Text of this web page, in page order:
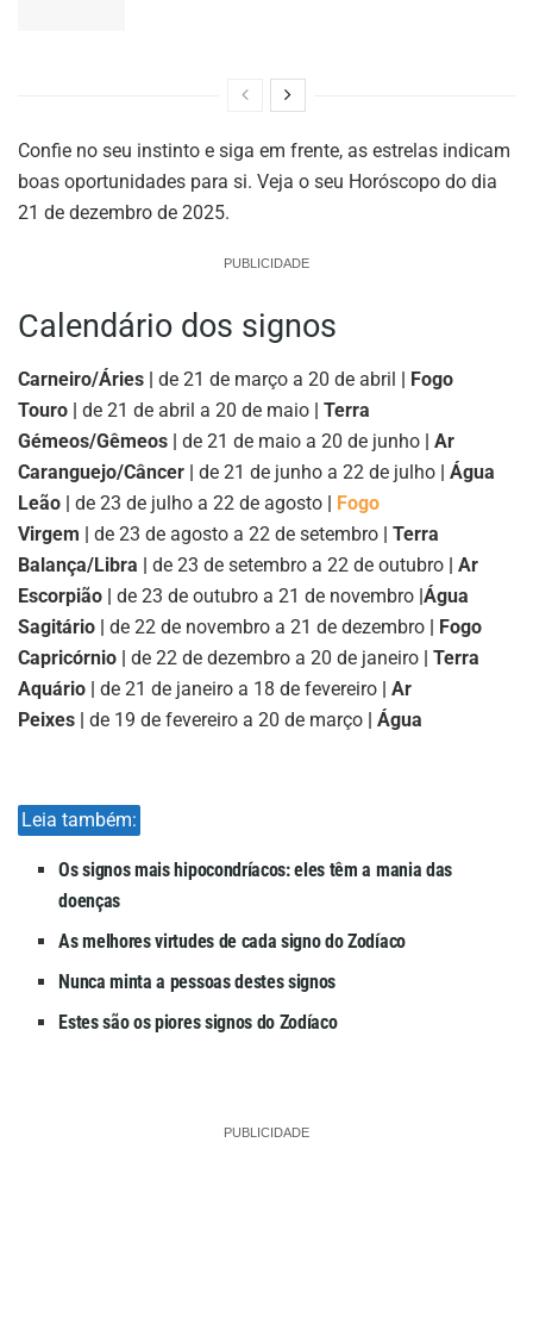
Confie no seu instinto e siga em frente, as estrelas indicam
boas oportunidades para si. Veja o seu Horóscopo do dia
21 de dezembro de 2025.
PUBLICIDADE
Calendário dos signos
Carneiro/Áries | de 21 de março a 20 de abril | Fogo
Touro | de 21 de abril a 20 de maio | Terra
Gémeos/Gêmeos | de 21 de maio a 20 de junho | Ar
Caranguejo/Câncer | de 21 de junho a 22 de julho | Água
Leão | de 23 de julho a 22 de agosto | Fogo
Virgem | de 23 de agosto a 22 de setembro | Terra
Balança/Libra | de 23 de setembro a 22 de outubro | Ar
Escorpião | de 23 de outubro a 21 de novembro |Água
Sagitário | de 22 de novembro a 21 de dezembro | Fogo
Capricórnio | de 22 de dezembro a 20 de janeiro | Terra
Aquário | de 21 de janeiro a 18 de fevereiro | Ar
Peixes | de 19 de fevereiro a 20 de março | Água
Leia também:
Os signos mais hipocondríacos: eles têm a mania das
doenças
As melhores virtudes de cada signo do Zodíaco
Nunca minta a pessoas destes signos
Estes são os piores signos do Zodíaco
PUBLICIDADE